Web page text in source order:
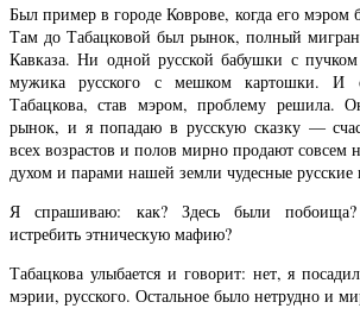
Был пример в городе Коврове, когда его мэром
Там до Табацковой был рынок, полный
Кавказа. Ни одной русской бабушки с
мужика русского с мешком картошки. И
Табацкова, став мэром, проблему решила.
рынок, и я попадаю в русскую сказку —
всех возрастов и полов мирно продают совсем
духом и парами нашей земли чудесные русские
Я спрашиваю: как? Здесь были
истребить этническую мафию?
Табацкова улыбается и говорит: нет, я
мэрии, русского. Остальное было нетрудно и